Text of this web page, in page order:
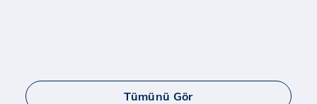
Tümünü Gör